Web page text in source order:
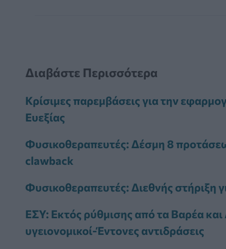
Διαβάστε Περισσότερα
Κρίσιμες παρεμβάσεις για την
Ευεξίας
Φυσικοθεραπευτές: Δέσμη 8
clawback
Φυσικοθεραπευτές: Διεθνής στήριξη
ΕΣΥ: Εκτός ρύθμισης από τα Βαρέα και
υγειονομικοί-Έντονες αντιδράσεις